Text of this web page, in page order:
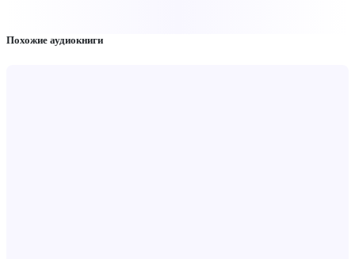
Похожие аудиокниги